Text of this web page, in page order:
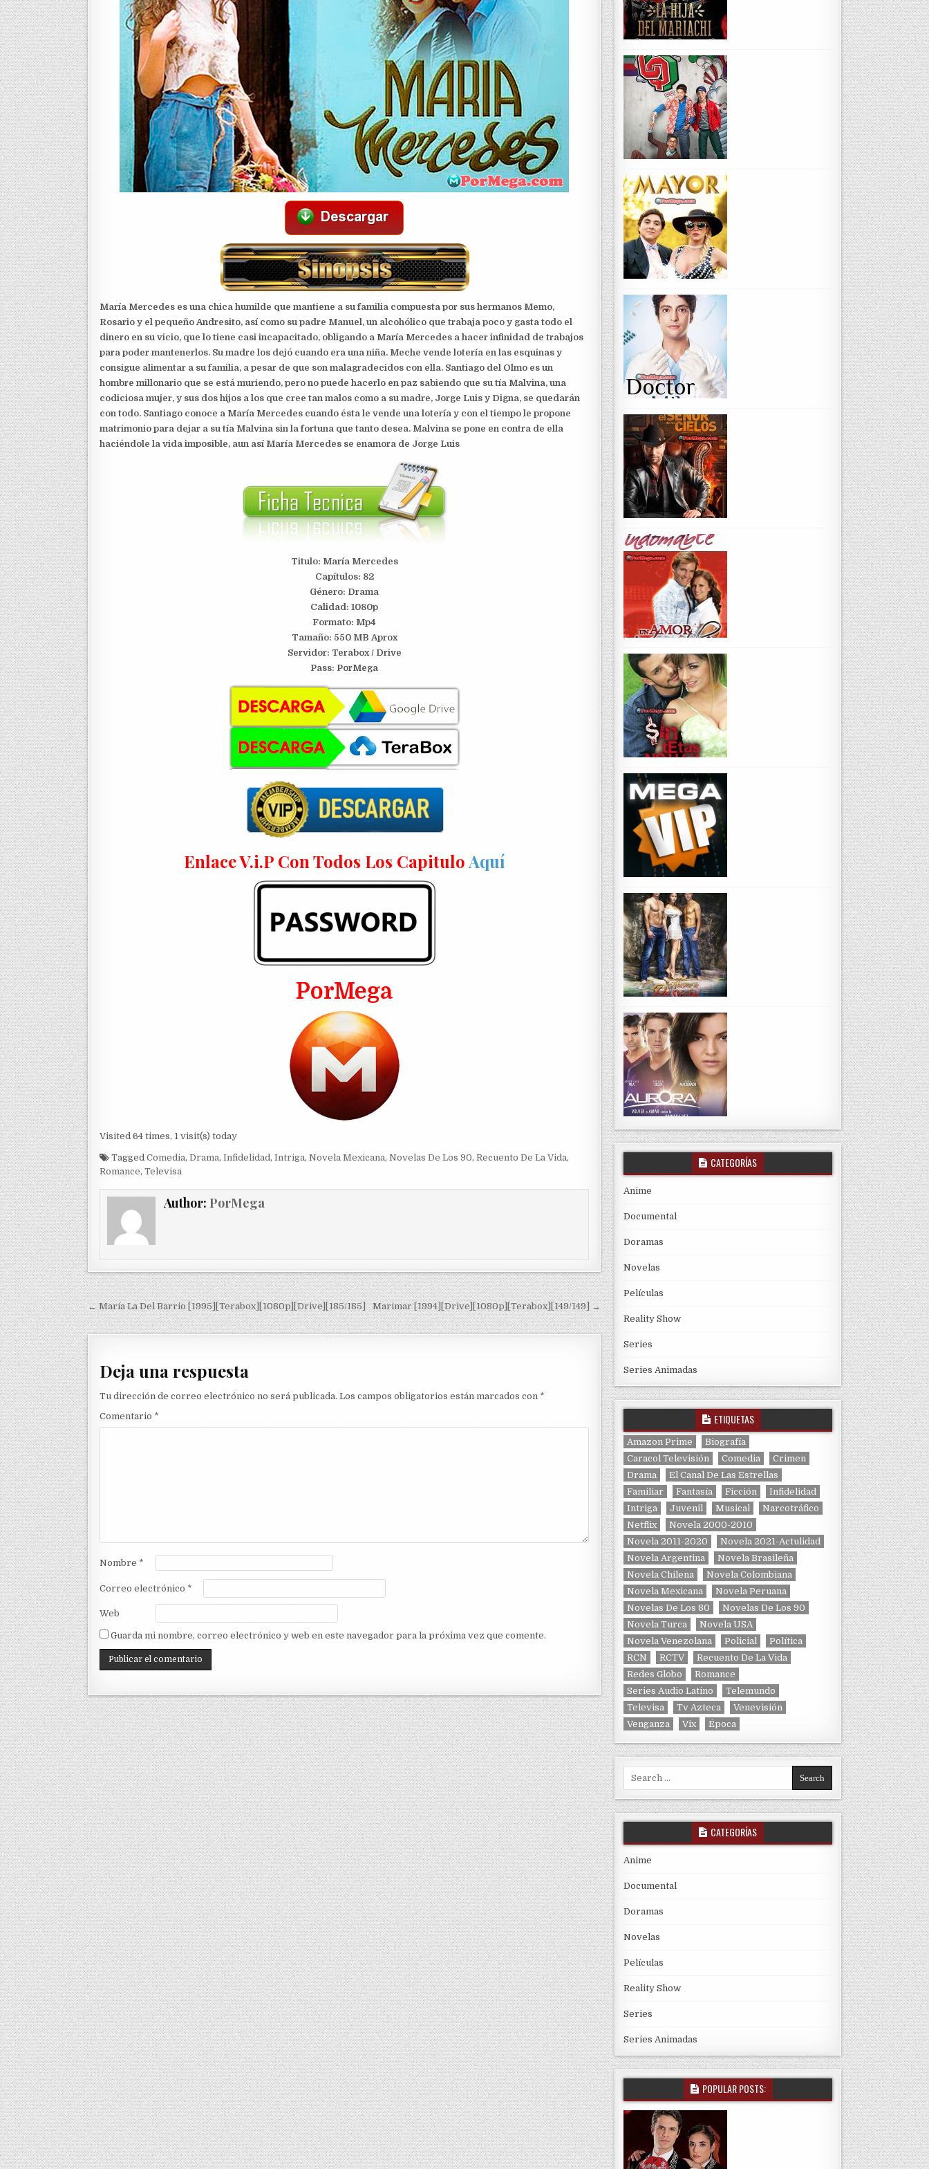
María Mercedes es una chica humilde que mantiene a su familia compuesta por sus hermanos Memo,
Rosario y el pequeño Andresito, así como su padre Manuel, un alcohólico que trabaja poco y gasta todo el
dinero en su vicio, que lo tiene casi incapacitado, obligando a María Mercedes a hacer infinidad de trabajos
para poder mantenerlos. Su madre los dejó cuando era una niña. Meche vende lotería en las esquinas y
consigue alimentar a su familia, a pesar de que son malagradecidos con ella. Santiago del Olmo es un
hombre millonario que se está muriendo, pero no puede hacerlo en paz sabiendo que su tía Malvina, una
codiciosa mujer, y sus dos hijos a los que cree tan malos como a su madre, Jorge Luis y Digna, se quedarán
con todo. Santiago conoce a María Mercedes cuando ésta le vende una lotería y con el tiempo le propone
matrimonio para dejar a su tía Malvina sin la fortuna que tanto desea. Malvina se pone en contra de ella
haciéndole la vida imposible, aun así María Mercedes se enamora de Jorge Luis
Titulo: María Mercedes
Capítulos: 82
Género: Drama
Calidad: 1080p
Formato: Mp4
Tamaño: 550 MB Aprox
Servidor: Terabox / Drive
Pass: PorMega
Enlace V.i.P Con Todos Los Capitulo Aquí
PorMega
Visited 64 times, 1 visit(s) today
Tagged Comedia, Drama, Infidelidad, Intriga, Novela Mexicana, Novelas De Los 90, Recuento De La Vida,
Romance, Televisa
Author: PorMega
Navegación de entradas
← María La Del Barrio [1995][Terabox][1080p][Drive][185/185] Marimar [1994][Drive][1080p][Terabox][149/149] →
Deja una respuesta
Tu dirección de correo electrónico no será publicada. Los campos obligatorios están marcados con *
Comentario *
Nombre *
Correo electrónico *
Web
Guarda mi nombre, correo electrónico y web en este navegador para la próxima vez que comente.
CATEGORÍAS
Anime
Documental
Doramas
Novelas
Películas
Reality Show
Series
Series Animadas
ETIQUETAS
Amazon Prime
Biografía
Caracol Televisión
Comedia
Crimen
Drama
El Canal De Las Estrellas
Familiar
Fantasía Ficción
Infidelidad
Intriga
Juvenil Musical
Narcotráfico
Netflix
Novela 2000-2010
Novela 2011-2020
Novela 2021-Actulidad
Novela Argentina
Novela Brasileña
Novela Chilena
Novela Colombiana
Novela Mexicana
Novela Peruana
Novelas De Los 80
Novelas De Los 90
Novela Turca
Novela USA
Novela Venezolana
Policial
Política
RCN
RCTV
Recuento De La Vida
Redes Globo
Romance
Series Audio Latino
Telemundo
Televisa
Tv Azteca
Venevisión
Venganza
Vix Época
Search for:
CATEGORÍAS
Anime
Documental
Doramas
Novelas
Películas
Reality Show
Series
Series Animadas
POPULAR POSTS: